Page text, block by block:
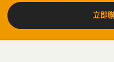
立即